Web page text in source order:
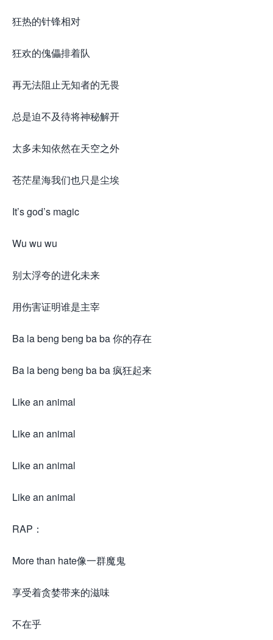
狂热的针锋相对
狂欢的傀儡排着队
再无法阻止无知者的无畏
总是迫不及待将神秘解开
太多未知依然在天空之外
苍茫星海我们也只是尘埃
It’s god’s magic
Wu wu wu
别太浮夸的进化未来
用伤害证明谁是主宰
Ba la beng beng ba ba 你的存在
Ba la beng beng ba ba 疯狂起来
Like an animal
Like an animal
Like an animal
Like an animal
RAP：
More than hate像一群魔鬼
享受着贪婪带来的滋味
不在乎